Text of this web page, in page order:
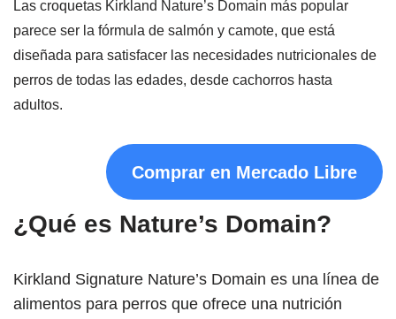
Las croquetas Kirkland Nature’s Domain más popular
parece ser la fórmula de salmón y camote, que está
diseñada para satisfacer las necesidades nutricionales de
perros de todas las edades, desde cachorros hasta
adultos.
Comprar en Mercado Libre
¿Qué es Nature’s Domain?
Kirkland Signature Nature’s Domain es una línea de
alimentos para perros que ofrece una nutrición